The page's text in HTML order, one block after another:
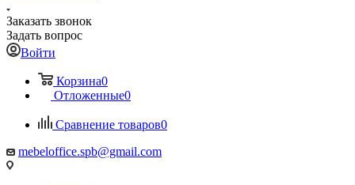
Заказать звонок
Задать вопрос
Войти
Корзина0
Отложенные0
Сравнение товаров0
mebeloffice.spb@gmail.com